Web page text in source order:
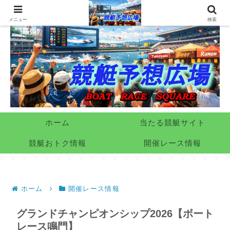
ホーム 当たる競艇サイト
競艇おトク情報 開催レース情報
ホーム 開催レース情報
グランドチャンピオンシップ2026【ボート
レース鳴門】
メニュー 検索